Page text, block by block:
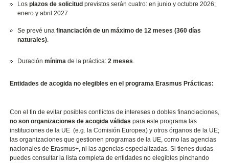
Losplazos de solicitudprevistos serán cuatro: en junio y octubre 2026;
enero y abril 2027
Se prevé una financiación de un máximo de 12 meses (360 días
naturales).
Duraciónmínimade la práctica:2 meses.
Entidades de acogida no elegibles en el programa Erasmus Prácticas:
Con el fin de evitar posibles conflictos de intereses o dobles financiaciones,
no son organizaciones de acogida válidaspara este programa las
instituciones de la UE (e.g. la Comisión Europea) y otros órganos de la UE;
las organizaciones que gestionen programas de la UE, como las agencias
nacionales de Erasmus+, ni las agencias especializadas. Si tienes dudas
puedes consultar la lista completa de entidades no elegibles pinchando